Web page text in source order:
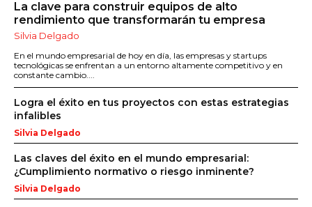
La clave para construir equipos de alto
rendimiento que transformarán tu empresa
Silvia Delgado
En el mundo empresarial de hoy en día, las empresas y startups
tecnológicas se enfrentan a un entorno altamente competitivo y en
constante cambio....
Logra el éxito en tus proyectos con estas estrategias
infalibles
Silvia Delgado
Las claves del éxito en el mundo empresarial:
¿Cumplimiento normativo o riesgo inminente?
Silvia Delgado